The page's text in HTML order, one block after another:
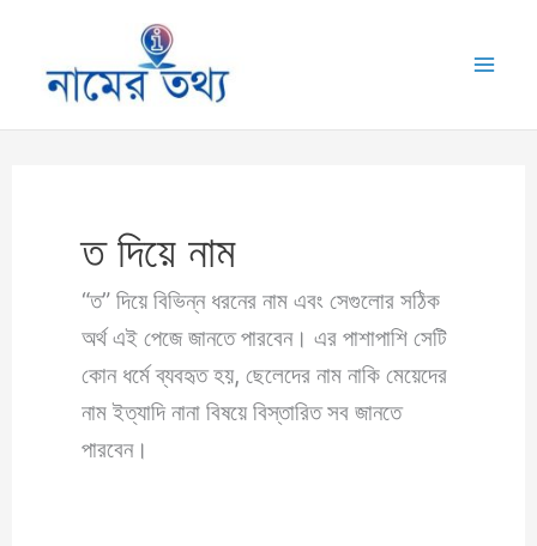
content
ত দিয়ে নাম
“ত” দিয়ে বিভিন্ন ধরনের নাম এবং সেগুলোর সঠিক
অর্থ এই পেজে জানতে পারবেন। এর পাশাপাশি সেটি
কোন ধর্মে ব্যবহৃত হয়, ছেলেদের নাম নাকি মেয়েদের
নাম ইত্যাদি নানা বিষয়ে বিস্তারিত সব জানতে
পারবেন।